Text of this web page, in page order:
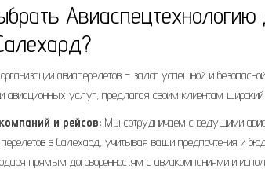
авиаперелетов – залог успешной и
авиационных услуг, предлагая своим клиентам
и рейсов: Мы сотрудничаем с ведущими
в Салехард, учитывая ваши предпочтения и
прямым договоренностям с авиакомпаниями и